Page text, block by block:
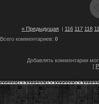
« Предыдущая | 116 117 118
Всего комментариев: 0
Добавлять комментарии
[